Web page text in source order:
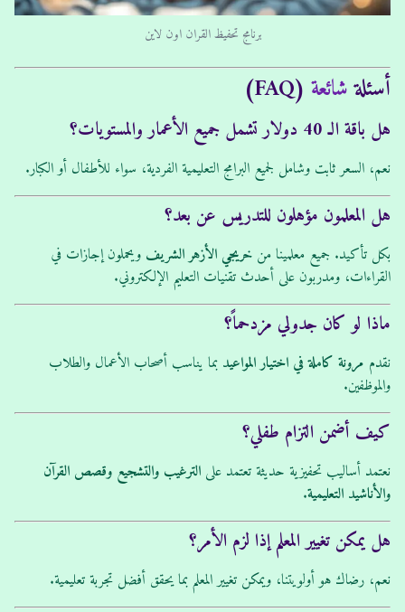
برنامج تحفيظ القران اون لاين
أسئلةشائعة (FAQ)
هل باقة الـ 40 دولار تشمل جميع الأعمار والمستويات؟
نعم، السعر ثابت وشامل لجميع البرامج التعليمية الفردية، سواء للأطفال أو الكبار.
هل المعلمون مؤهلون للتدريس عن بعد؟
بكل تأكيد. جميع معلمينا من خريجي الأزهر الشريف ويحملون إجازات في
القراءات، ومدربون على أحدث تقنيات التعليم الإلكتروني.
ماذا لو كان جدولي مزدحماً؟
نقدم مرونة كاملة في اختيار المواعيد بما يناسب أصحاب الأعمال والطلاب
والموظفين.
كيف أضمن التزام طفلي؟
نعتمد أساليب تحفيزية حديثة تعتمد على الترغيب والتشجيع وقصص القرآن
والأناشيد التعليمية.
هل يمكن تغيير المعلم إذا لزم الأمر؟
نعم، رضاك هو أولويتنا، ويمكن تغيير المعلم بما يحقق أفضل تجربة تعليمية.